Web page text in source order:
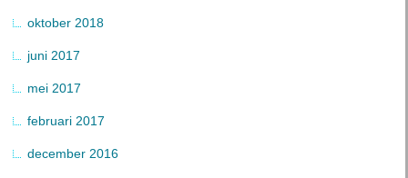
oktober 2018
juni 2017
mei 2017
februari 2017
december 2016